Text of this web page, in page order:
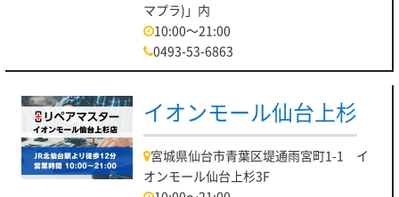
マプラ)」内
10:00～21:00
0493-53-6863
イオンモール仙台上杉
宮城県仙台市青葉区堤通雨宮町1-1 イ
オンモール仙台上杉3F